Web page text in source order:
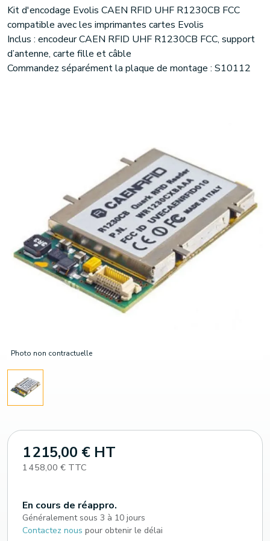
Photo non contractuelle
Kit d'encodage Evolis CAEN RFID UHF R1230CB FCC
compatible avec les imprimantes cartes Evolis
Inclus : encodeur CAEN RFID UHF R1230CB FCC, support
d’antenne, carte fille et câble
Commandez séparément la plaque de montage : S10112
1 215,00 € HT
1 458,00 € TTC
En cours de réappro.
Généralement sous 3 à 10 jours
Contactez nous pour obtenir le délai